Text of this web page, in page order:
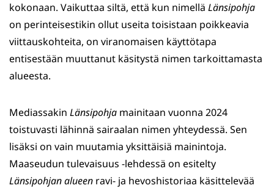
kokonaan. Vaikuttaa siltä, että kun nimellä Länsipohja
on perinteisestikin ollut useita toisistaan poikkeavia
viittauskohteita, on viranomaisen käyttötapa
entisestään muuttanut käsitystä nimen tarkoittamasta
alueesta.
Mediassakin Länsipohja mainitaan vuonna 2024
toistuvasti lähinnä sairaalan nimen yhteydessä. Sen
lisäksi on vain muutamia yksittäisiä mainintoja.
Maaseudun tulevaisuus -lehdessä on esitelty
Länsipohjan alueen ravi- ja hevoshistoriaa käsittelevää